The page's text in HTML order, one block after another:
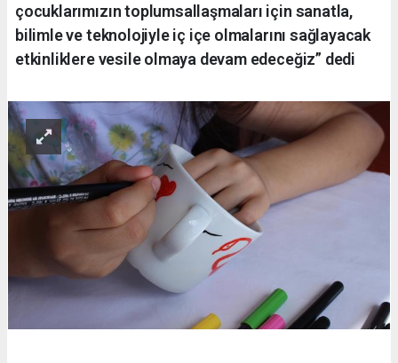
çocuklarımızın toplumsallaşmaları için sanatla,
bilimle ve teknolojiyle iç içe olmalarını sağlayacak
etkinliklere vesile olmaya devam edeceğiz” dedi